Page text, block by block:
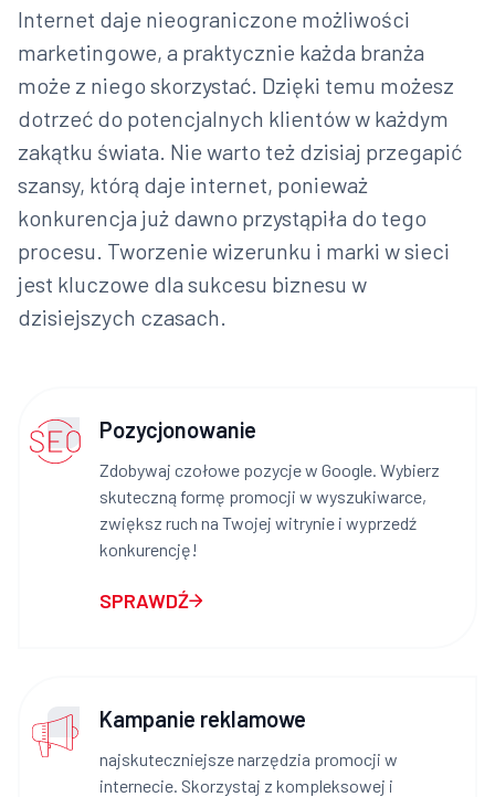
Internet daje nieograniczone możliwości
marketingowe, a praktycznie każda branża
może z niego skorzystać. Dzięki temu możesz
dotrzeć do potencjalnych klientów w każdym
zakątku świata. Nie warto też dzisiaj przegapić
szansy, którą daje internet, ponieważ
konkurencja już dawno przystąpiła do tego
procesu. Tworzenie wizerunku i marki w sieci
jest kluczowe dla sukcesu biznesu w
dzisiejszych czasach.
Pozycjonowanie
Zdobywaj czołowe pozycje w Google. Wybierz
skuteczną formę promocji w wyszukiwarce,
zwiększ ruch na Twojej witrynie i wyprzedź
konkurencję!
SPRAWDŹ
Kampanie reklamowe
najskuteczniejsze narzędzia promocji w
internecie. Skorzystaj z kompleksowej i